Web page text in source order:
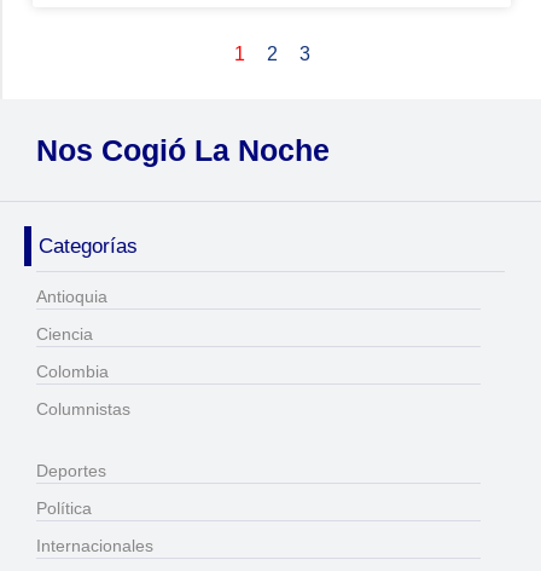
1 2 3
Nos Cogió La Noche
Categorías
Antioquia
Ciencia
Colombia
Columnistas
Deportes
Política
Internacionales